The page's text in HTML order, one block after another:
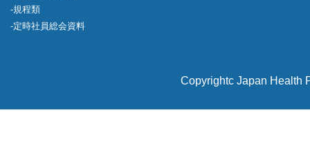
規程類
定時社員総会資料
Copyrightc Japan Health